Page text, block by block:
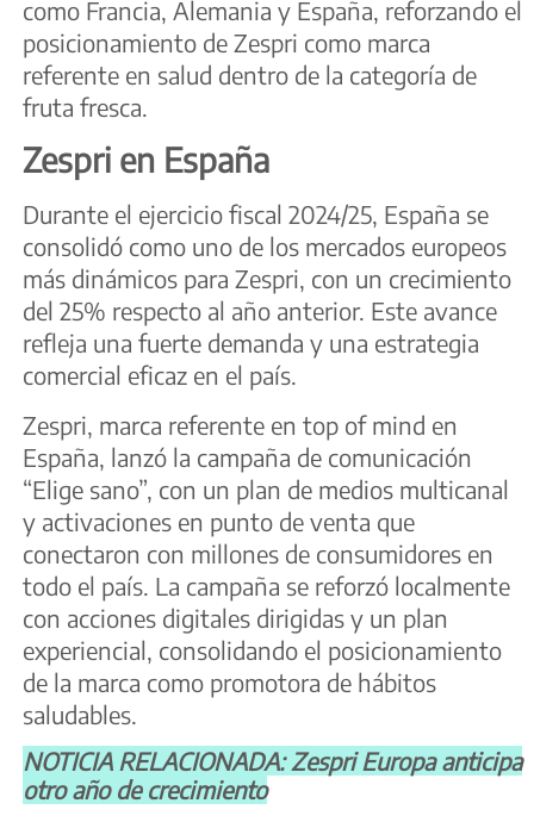
como Francia, Alemania y España, reforzando el
posicionamiento de Zespri como marca
referente en salud dentro de la categoría de
fruta fresca.
Zespri en España
Durante el ejercicio fiscal 2024/25, España se
consolidó como uno de los mercados europeos
más dinámicos para Zespri, con un crecimiento
del 25% respecto al año anterior. Este avance
refleja una fuerte demanda y una estrategia
comercial eficaz en el país.
Zespri, marca referente en top of mind en
España, lanzó la campaña de comunicación
“Elige sano”, con un plan de medios multicanal
y activaciones en punto de venta que
conectaron con millones de consumidores en
todo el país. La campaña se reforzó localmente
con acciones digitales dirigidas y un plan
experiencial, consolidando el posicionamiento
de la marca como promotora de hábitos
saludables.
NOTICIA RELACIONADA: Zespri Europa anticipa
otro año de crecimiento